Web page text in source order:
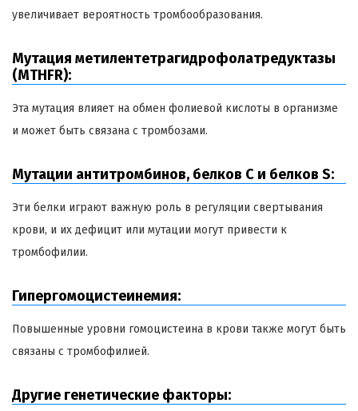
увеличивает вероятность тромбообразования.
Мутация метилентетрагидрофолатредуктазы
(MTHFR):
Эта мутация влияет на обмен фолиевой кислоты в организме
и может быть связана с тромбозами.
Мутации антитромбинов, белков С и белков S:
Эти белки играют важную роль в регуляции свертывания
крови, и их дефицит или мутации могут привести к
тромбофилии.
Гипергомоцистеинемия:
Повышенные уровни гомоцистеина в крови также могут быть
связаны с тромбофилией.
Другие генетические факторы: